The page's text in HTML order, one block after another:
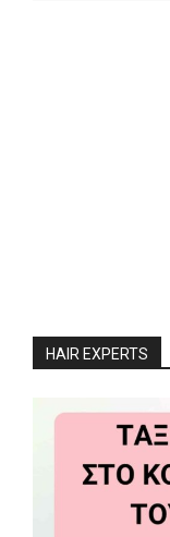
HAIR EXPERTS